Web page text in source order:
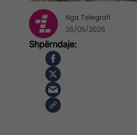
Nga Telegrafi
26/05/2026